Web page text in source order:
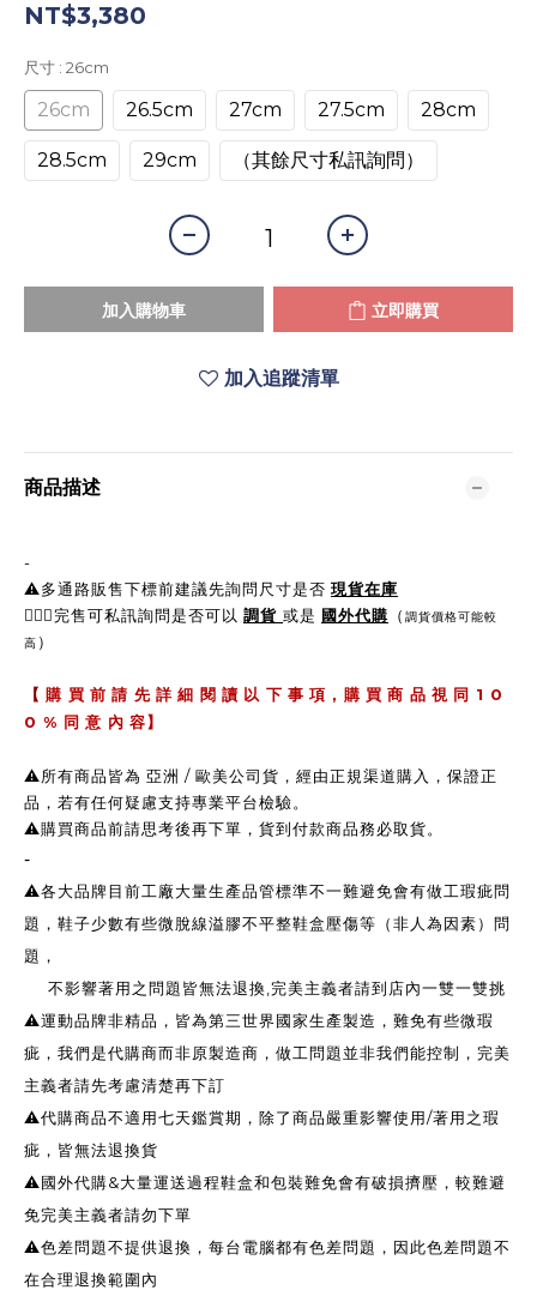
NT$3,380
尺寸 : 26cm
26cm 26.5cm 27cm 27.5cm 28cm
28.5cm 29cm （其餘尺寸私訊詢問）
加入購物車 立即購買
加入追蹤清單
商品描述
-
⚠️多通路販售下標前建議先詢問尺寸是否 現貨在庫
🙋🏼‍♀完售可私訊詢問是否可以 調貨 或是 國外代購 （ 調貨價格可能較
高 ）
【 購 買 前 請 先 詳 細 閱 讀 以 下 事 項 , 購 買 商 品 視 同 1 0
0 % 同 意 內 容】
⚠️所有商品皆為 亞洲 / 歐美公司貨，經由正規渠道購入，保證正
品，若有任何疑慮支持專業平台檢驗。
⚠️購買商品前請思考後再下單，貨到付款商品務必取貨。
-
⚠️各大品牌目前工廠大量生產品管標準不一難避免會有做工瑕疵問
題，鞋子少數有些微脫線溢膠不平整鞋盒壓傷等（非人為因素）問
題，
不影響著用之問題皆無法退換,完美主義者請到店內一雙一雙挑
⚠️運動品牌非精品，皆為第三世界國家生產製造，難免有些微瑕
疵，我們是代購商而非原製造商，做工問題並非我們能控制，完美
主義者請先考慮清楚再下訂
⚠️代購商品不適用七天鑑賞期，除了商品嚴重影響使用/著用之瑕
疵，皆無法退換貨
⚠️國外代購&大量運送過程鞋盒和包裝難免會有破損擠壓，較難避
免完美主義者請勿下單
⚠️色差問題不提供退換，每台電腦都有色差問題，因此色差問題不
在合理退換範圍內